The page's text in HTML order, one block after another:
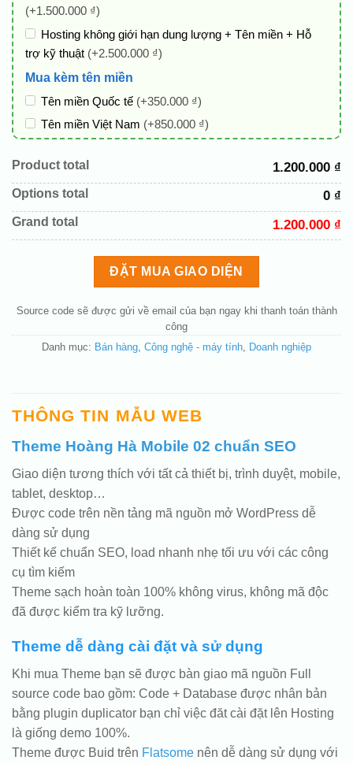
(+1.500.000 ₫)
Hosting không giới hạn dung lượng + Tên miền + Hỗ
trợ kỹ thuật (+2.500.000 ₫)
Mua kèm tên miền
Tên miền Quốc tế (+350.000 ₫)
Tên miền Việt Nam (+850.000 ₫)
Cài web lên host giống demo 100%
(+100.000 ₫)
Thay logo + thông tin doanh nghiệp
Đổi màu chủ đạo theo tông của logo
(+250.000 ₫)
Sửa danh mục và sắp xếp lại đề mục menu cho chuẩn
Thay đổi bố cục trang chủ (đơn giản)(+200.000 ₫)
Thêm các nút liên hệ nhanh(+0 ₫)
Product total 1.200.000 ₫
Options total 0 ₫
Grand total 1.200.000 ₫
ĐẶT MUA GIAO DIỆN
Source code sẽ được gửi về email của bạn ngay khi thanh toán thành
công
Danh mục: Bán hàng, Công nghệ - máy tính, Doanh nghiệp
THÔNG TIN MẪU WEB
Theme Hoàng Hà Mobile 02 chuẩn SEO
Giao diện tương thích với tất cả thiết bị, trình duyệt, mobile,
tablet, desktop…
Được code trên nền tảng mã nguồn mở WordPress dễ
dàng sử dụng
Thiết kế chuẩn SEO, load nhanh nhẹ tối ưu với các công
cụ tìm kiếm
Theme sạch hoàn toàn 100% không virus, không mã độc
đã được kiểm tra kỹ lưỡng.
Theme dễ dàng cài đặt và sử dụng
Khi mua Theme bạn sẽ được bàn giao mã nguồn Full
source code bao gồm: Code + Database được nhân bản
bằng plugin duplicator bạn chỉ việc đăt cài đặt lên Hosting
là giống demo 100%.
Theme được Buid trên Flatsome nên dễ dàng sử dụng với